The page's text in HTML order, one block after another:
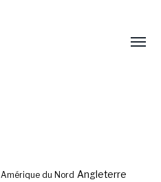
Amérique du Nord Angleterre